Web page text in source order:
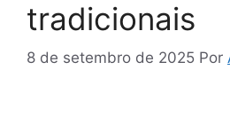
tradicionais
8 de setembro de 2025 Por